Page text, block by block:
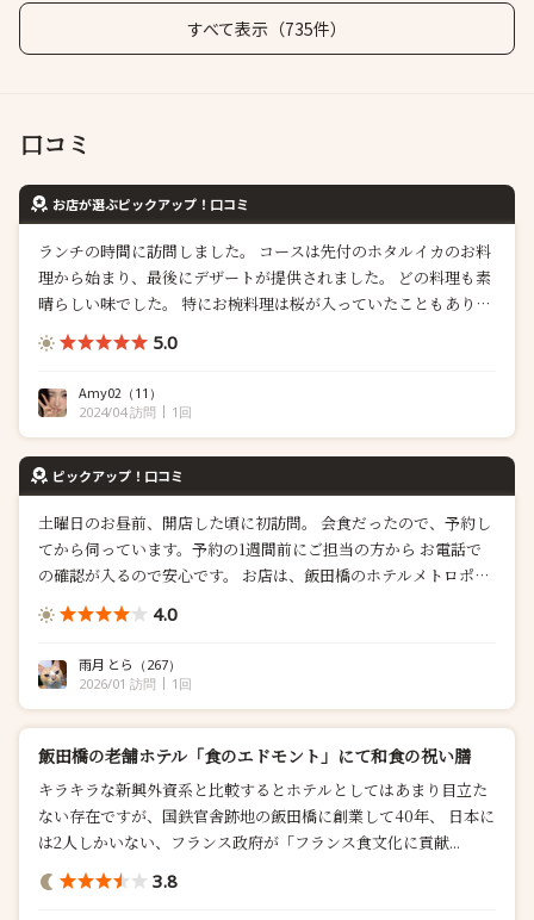
すべて表示（735件）
口コミ
お店が選ぶピックアップ！口コミ
ランチの時間に訪問しました。 コースは先付のホタルイカのお料
理から始まり、最後にデザートが提供されました。 どの料理も素
晴らしい味でした。 特にお椀料理は桜が入っていたこともあり春
を感じさせる一品でした。柔らかい鯛とお麩に食感のよい木耳の
組み合わせは箸が止まりませんでした。 接客も非常に丁寧で、あ
た。
5.0
Amy02 （11）
2024/04 訪問
1回
ピックアップ！口コミ
土曜日のお昼前、開店した頃に初訪問。 会食だったので、予約し
てから伺っています。予約の1週間前にご担当の方から お電話で
の確認が入るので安心です。 お店は、飯田橋のホテルメトロポリ
タンエドモントの地下一階にあります。かなり、大きなお店で純
4.0
雨月 とら （267）
2026/01 訪問
1回
飯田橋の老舗ホテル「食のエドモント」にて和食の祝い膳
キラキラな新興外資系と比較するとホテルとしてはあまり目立た
ない存在ですが、国鉄官舎跡地の飯田橋に創業して40年、 日本に
は2人しかいない、フランス政府が「フランス食文化に貢献...
3.8